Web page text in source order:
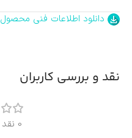
دانلود اطلاعات فنی محصول
نقد و بررسی کاربران
0 نقد و بررسی